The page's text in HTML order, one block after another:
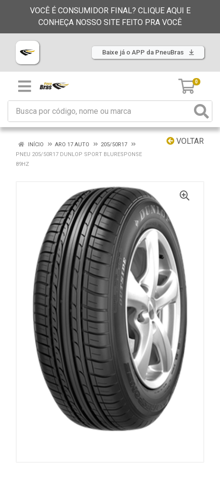
VOCÊ É CONSUMIDOR FINAL? CLIQUE AQUI E
CONHEÇA NOSSO SITE FEITO PRA VOCÊ
Baixe já o APP da PneuBras
0
VOLTAR
INÍCIO ARO 17 AUTO
205/50R17
PNEU 205/50R17 DUNLOP SPORT BLURESPONSE
89HZ